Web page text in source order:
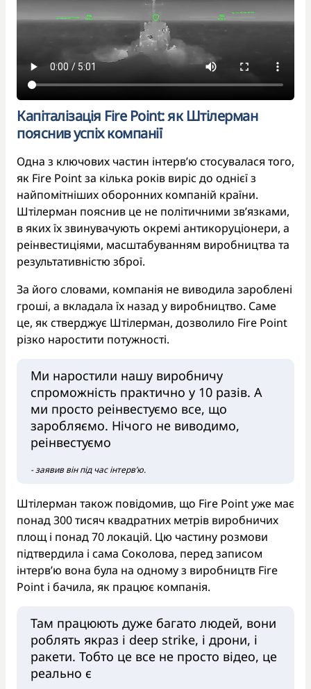
Капіталізація Fire Point: як Штілерман
пояснив успіх компанії
Одна з ключових частин інтерв’ю стосувалася того,
як Fire Point за кілька років виріс до однієї з
найпомітніших оборонних компаній країни.
Штілерман пояснив це не політичними зв’язками,
в яких їх звинувачують окремі антикоруціонери, а
реінвестиціями, масштабуванням виробництва та
результативністю зброї.
За його словами, компанія не виводила зароблені
гроші, а вкладала їх назад у виробництво. Саме
це, як стверджує Штілерман, дозволило Fire Point
різко наростити потужності.
Ми наростили нашу виробничу
спроможність практично у 10 разів. А
ми просто реінвестуємо все, що
заробляємо. Нічого не виводимо,
реінвестуємо
- заявив він під час інтервʼю.
Штілерман також повідомив, що Fire Point уже має
понад 300 тисяч квадратних метрів виробничих
площ і понад 70 локацій. Цю частину розмови
підтвердила і сама Соколова, перед записом
інтерв’ю вона була на одному з виробництв Fire
Point і бачила, як працює компанія.
Там працюють дуже багато людей, вони
роблять якраз і deep strike, і дрони, і
ракети. Тобто це все не просто відео, це
реально є